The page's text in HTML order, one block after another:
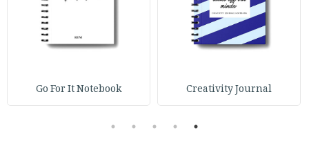
Creativity Journal
Go For It Notebook
1
2
3
4
5